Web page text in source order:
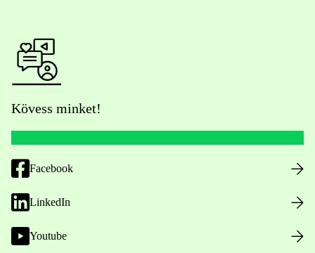
Kövess minket!
Facebook
LinkedIn
Youtube